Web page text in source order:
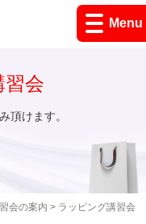
Menu
会の案内 > ラッピング講習会
会
頂けます。